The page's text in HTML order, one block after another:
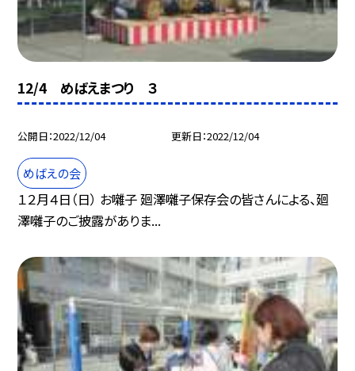
12/4 めばえまつり ３
公開日 2022/12/04 更新日 2022/12/04
めばえの会
１２月４日（日） お囃子 廻澤囃子保存会の皆さんによる、廻
澤囃子のご披露がありま...